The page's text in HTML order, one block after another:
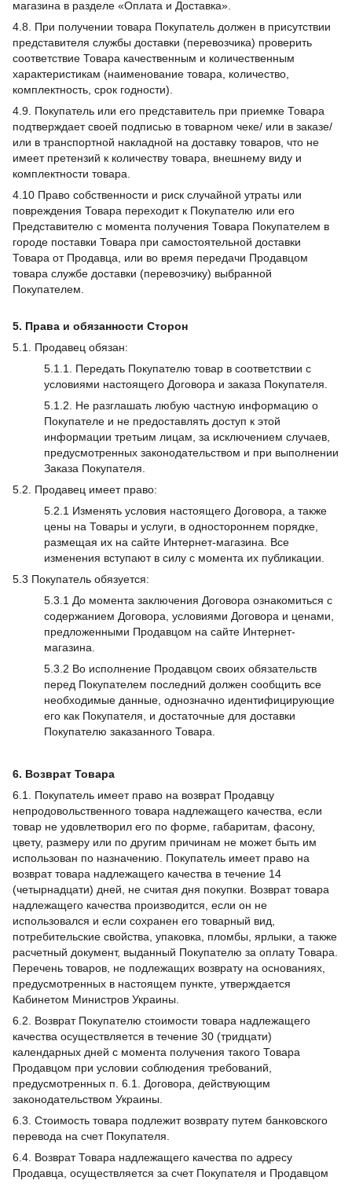
магазина в разделе «Оплата и Доставка».
4.8. При получении товара Покупатель должен в присутствии
представителя службы доставки (перевозчика) проверить
соответствие Товара качественным и количественным
характеристикам (наименование товара, количество,
комплектность, срок годности).
4.9. Покупатель или его представитель при приемке Товара
подтверждает своей подписью в товарном чеке/ или в заказе/
или в транспортной накладной на доставку товаров, что не
имеет претензий к количеству товара, внешнему виду и
комплектности товара.
4.10 Право собственности и риск случайной утраты или
повреждения Товара переходит к Покупателю или его
Представителю с момента получения Товара Покупателем в
городе поставки Товара при самостоятельной доставки
Товара от Продавца, или во время передачи Продавцом
товара службе доставки (перевозчику) выбранной
Покупателем.
5. Права и обязанности Сторон
5.1. Продавец обязан:
5.1.1. Передать Покупателю товар в соответствии с
условиями настоящего Договора и заказа Покупателя.
5.1.2. Не разглашать любую частную информацию о
Покупателе и не предоставлять доступ к этой
информации третьим лицам, за исключением случаев,
предусмотренных законодательством и при выполнении
Заказа Покупателя.
5.2. Продавец имеет право:
5.2.1 Изменять условия настоящего Договора, а также
цены на Товары и услуги, в одностороннем порядке,
размещая их на сайте Интернет-магазина. Все
изменения вступают в силу с момента их публикации.
5.3 Покупатель обязуется:
5.3.1 До момента заключения Договора ознакомиться с
содержанием Договора, условиями Договора и ценами,
предложенными Продавцом на сайте Интернет-
магазина.
5.3.2 Во исполнение Продавцом своих обязательств
перед Покупателем последний должен сообщить все
необходимые данные, однозначно идентифицирующие
его как Покупателя, и достаточные для доставки
Покупателю заказанного Товара.
6. Возврат Товара
6.1. Покупатель имеет право на возврат Продавцу
непродовольственного товара надлежащего качества, если
товар не удовлетворил его по форме, габаритам, фасону,
цвету, размеру или по другим причинам не может быть им
использован по назначению. Покупатель имеет право на
возврат товара надлежащего качества в течение 14
(четырнадцати) дней, не считая дня покупки. Возврат товара
надлежащего качества производится, если он не
использовался и если сохранен его товарный вид,
потребительские свойства, упаковка, пломбы, ярлыки, а также
расчетный документ, выданный Покупателю за оплату Товара.
Перечень товаров, не подлежащих возврату на основаниях,
предусмотренных в настоящем пункте, утверждается
Кабинетом Министров Украины.
6.2. Возврат Покупателю стоимости товара надлежащего
качества осуществляется в течение 30 (тридцати)
календарных дней с момента получения такого Товара
Продавцом при условии соблюдения требований,
предусмотренных п. 6.1. Договора, действующим
законодательством Украины.
6.3. Стоимость товара подлежит возврату путем банковского
перевода на счет Покупателя.
6.4. Возврат Товара надлежащего качества по адресу
Продавца, осуществляется за счет Покупателя и Продавцом